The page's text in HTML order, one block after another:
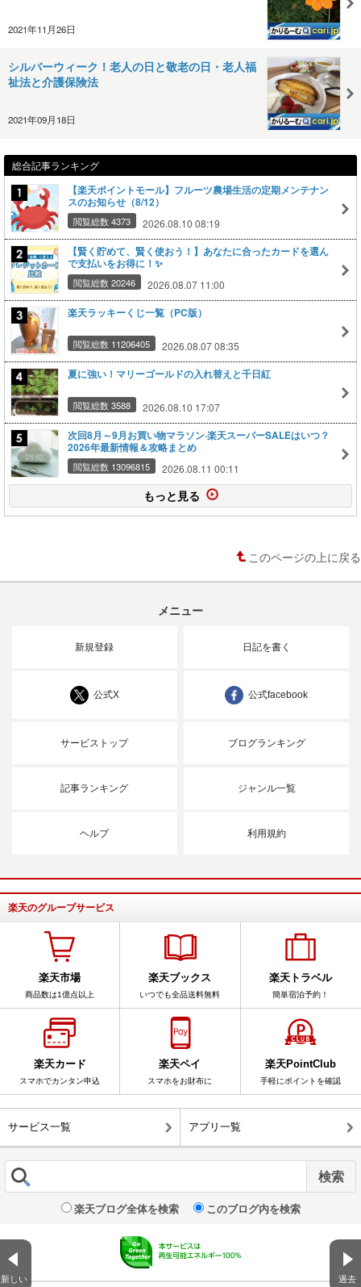
新しい 過去
2021年11月26日
シルバーウィーク！老人の日と敬老の日・老人福
祉法と介護保険法
2021年09月18日
総合記事ランキング
【楽天ポイントモール】フルーツ農場生活の定期メンテナン
スのお知らせ（8/12）
閲覧総数 4373 2026.08.10 08:19
【賢く貯めて、賢く使おう！】あなたに合ったカードを選ん
で支払いをお得に！✨
閲覧総数 20246 2026.08.07 11:00
楽天ラッキーくじ一覧（PC版）
閲覧総数 11206405 2026.08.07 08:35
夏に強い！マリーゴールドの入れ替えと千日紅
閲覧総数 3588 2026.08.10 17:07
次回8月～9月お買い物マラソン·楽天スーパーSALEはいつ？
2026年最新情報＆攻略まとめ
閲覧総数 13096815 2026.08.11 00:11
もっと見る
このページの上に戻る
メニュー
新規登録 日記を書く
公式X 公式facebook
サービストップ ブログランキング
記事ランキング ジャンル一覧
ヘルプ 利用規約
楽天のグループサービス
楽天市場
商品数は1億点以上
楽天ブックス
いつでも全品送料無料
楽天トラベル
簡単宿泊予約！
楽天カード
スマホでカンタン申込
楽天ペイ
スマホをお財布に
楽天PointClub
手軽にポイントを確認
サービス一覧 アプリ一覧
楽天ブログ全体を検索 このブログ内を検索